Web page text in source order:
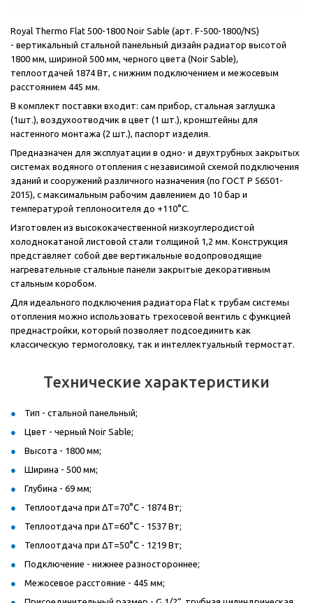
Royal Thermo Flat 500-1800 Noir Sable (арт. F-500-1800/NS)
- вертикальный стальной панельный дизайн радиатор высотой
1800 мм, шириной 500 мм, черного цвета (Noir Sable),
теплоотдачей 1874 Вт, с нижним подключением и межосевым
расстоянием 445 мм.
В комплект поставки входит: сам прибор, стальная заглушка
(1шт.), воздухоотводчик в цвет (1 шт.), кронштейны для
настенного монтажа (2 шт.), паспорт изделия.
Предназначен для эксплуатации в одно- и двухтрубных закрытых
системах водяного отопления с независимой схемой подключения
зданий и сооружений различного назначения (по ГОСТ Р 56501-
2015), с максимальным рабочим давлением до 10 бар и
температурой теплоносителя до +110°C.
Изготовлен из высококачественной низкоуглеродистой
холоднокатаной листовой стали толщиной 1,2 мм. Конструкция
представляет собой две вертикальные водопроводящие
нагревательные стальные панели закрытые декоративным
стальным коробом.
Для идеального подключения радиатора Flat к трубам системы
отопления можно использовать трехосевой вентиль с функцией
преднастройки, который позволяет подсоединить как
классическую термоголовку, так и интеллектуальный термостат.
Технические характеристики
Тип - стальной панельный;
Цвет - черный Noir Sable;
Высота - 1800 мм;
Ширина - 500 мм;
Глубина - 69 мм;
Теплоотдача при ΔT=70°C - 1874 Вт;
Теплоотдача при ΔT=60°C - 1537 Вт;
Теплоотдача при ΔT=50°C - 1219 Вт;
Подключение - нижнее разностороннее;
Межосевое расстояние - 445 мм;